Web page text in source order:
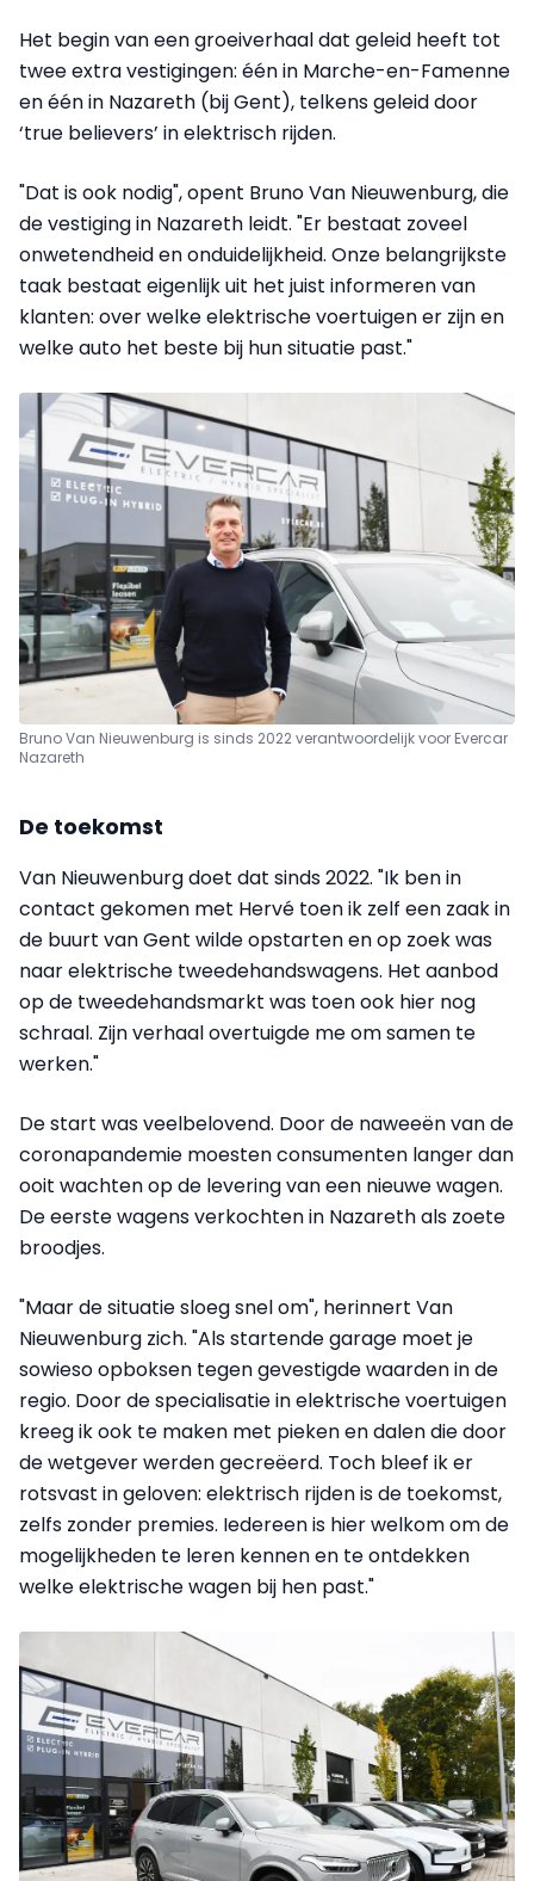
Het begin van een groeiverhaal dat geleid heeft tot
twee extra vestigingen: één in Marche-en-Famenne
en één in Nazareth (bij Gent), telkens geleid door
‘true believers’ in elektrisch rijden.
"Dat is ook nodig", opent Bruno Van Nieuwenburg, die
de vestiging in Nazareth leidt. "Er bestaat zoveel
onwetendheid en onduidelijkheid. Onze belangrijkste
taak bestaat eigenlijk uit het juist informeren van
klanten: over welke elektrische voertuigen er zijn en
welke auto het beste bij hun situatie past."
Bruno Van Nieuwenburg is sinds 2022 verantwoordelijk voor Evercar
Nazareth
De toekomst
Van Nieuwenburg doet dat sinds 2022. "Ik ben in
contact gekomen met Hervé toen ik zelf een zaak in
de buurt van Gent wilde opstarten en op zoek was
naar elektrische tweedehandswagens. Het aanbod
op de tweedehandsmarkt was toen ook hier nog
schraal. Zijn verhaal overtuigde me om samen te
werken."
De start was veelbelovend. Door de naweeën van de
coronapandemie moesten consumenten langer dan
ooit wachten op de levering van een nieuwe wagen.
De eerste wagens verkochten in Nazareth als zoete
broodjes.
"Maar de situatie sloeg snel om", herinnert Van
Nieuwenburg zich. "Als startende garage moet je
sowieso opboksen tegen gevestigde waarden in de
regio. Door de specialisatie in elektrische voertuigen
kreeg ik ook te maken met pieken en dalen die door
de wetgever werden gecreëerd. Toch bleef ik er
rotsvast in geloven: elektrisch rijden is de toekomst,
zelfs zonder premies. Iedereen is hier welkom om de
mogelijkheden te leren kennen en te ontdekken
welke elektrische wagen bij hen past."